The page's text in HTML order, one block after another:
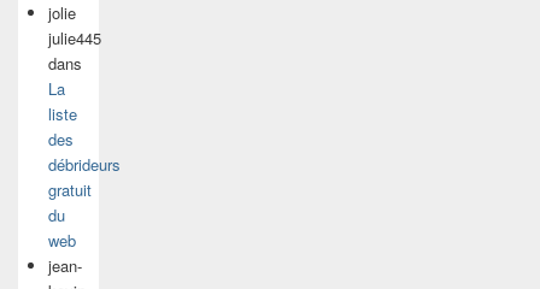
jolie
julie445
dans
La
liste
des
débrideurs
gratuit
du
web
jean-